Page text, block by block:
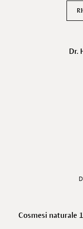
Dr.
Cosmesi naturale